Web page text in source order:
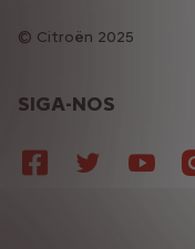
SIGA-NOS
Citroën 2025